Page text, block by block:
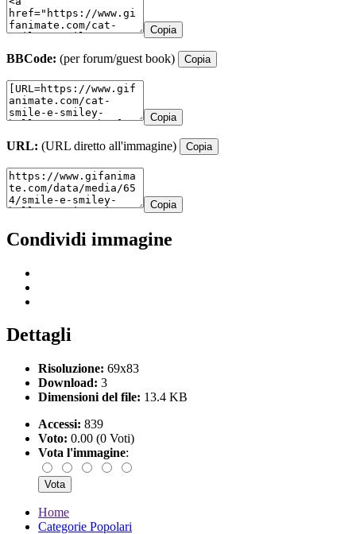
Copia
BBCode: (per forum/guest book) Copia
Copia
URL: (URL diretto all'immagine) Copia
Copia
Condividi immagine
Dettagli
Risoluzione: 69x83
Download: 3
Dimensioni del file: 13.4 KB
Accessi: 839
Voto: 0.00 (0 Voti)
Vota l'immagine:
Home
Categorie Popolari